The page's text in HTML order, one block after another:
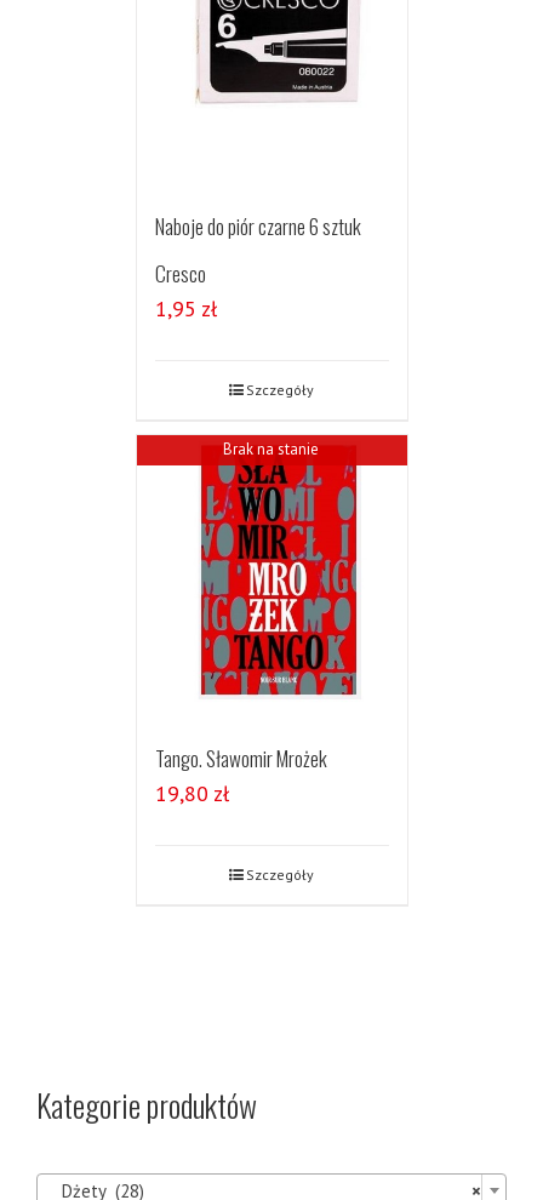
Naboje do piór czarne 6 sztuk
Cresco
1,95 zł
Szczegóły
Brak na stanie
Tango. Sławomir Mrożek
19,80 zł
Szczegóły
Kategorie produktów
×
Dżety (28)